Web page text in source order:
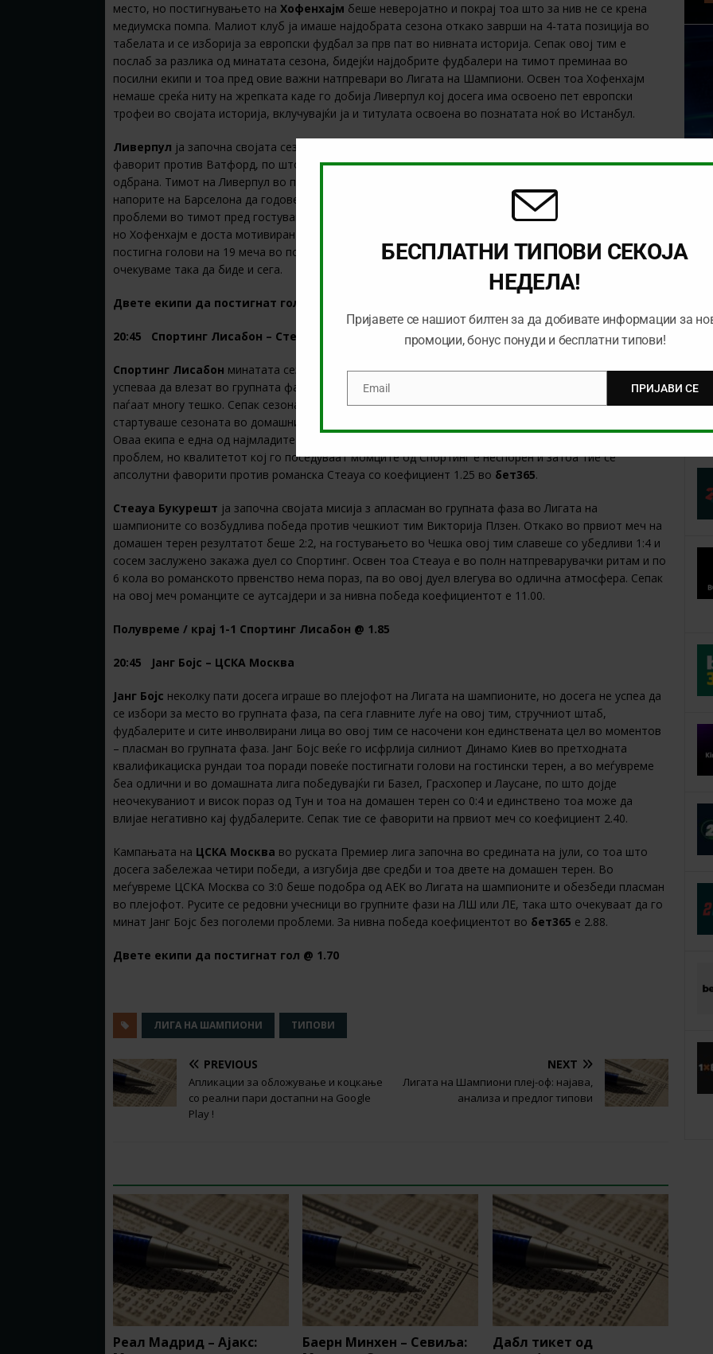
место, но постигнувањето на Хофенхајм беше неверојатно и покрај тоа што за нив не се крена
медиумска помпа. Малиот клуб ја имаше најдобрата сезона откако заврши на 4-тата позиција во
табелата и се изборија за европски фудбал за прв пат во нивната историја. Сепак овој тим е
послаб за разлика од минатата сезона, бидејќи најдобрите фудбалери на тимот преминаа во
посилни екипи и тоа пред овие важни натпревари во Лигата на Шампиони. Освен тоа Хофенхајм
немаше среќа ниту на жрепката каде го добија Ливерпул кој досега има освоено пет европски
трофеи во својата историја, вклучувајќи ја и титулата освоена во познатата ноќ во Истанбул.
Ливерпул ја започна својата сезона во Премиер Лигата со реми 3:3 и покрај тоа што беше
фаворит против Ватфорд, по што сега веќе Клоп доби и потврда дека неговата екипа има очајна
одбрана. Тимот на Ливерпул во последниве денови е топ тема во спортските медиуми поради
напорите на Барселона да годоведе Кутињо во своите редови и тоа создава дополнителни
проблеми во тимот пред гостувањето во Германија. Англискиот тим е фаворит според квалитетот,
но Хофенхајм е доста мотивиран и може да се очекува се од овој тим. Освен тоа Хофенхајм
постигна голови на 19 меча во последните 20 домашни натпревари во сите натпреварувања и
очекуваме така да биде и сега.
Двете екипи да постигнат гол @ 1.65
20:45 Спортинг Лисабон – Стеауа
Спортинг Лисабон минатата сезона играа во групите на ЛШ, но предходно две сезони по ред не
успеваа да влезат во групната фаза, па може да се каже дека овие квалификациски средби им
паѓаат многу тешко. Сепак сезонава Спортинг има тим за високи дострели и во таков ритам ја
стартуваше сезоната во домашниот шампионат, со победи над Сетубал и Авес без примен гол.
Оваа екипа е една од најмладите во оваа фаза на ЛШ и единствено неискуството може да биде
проблем, но квалитетот кој го поседуваат момците од Спортинг е неспорен и затоа тие се
апсолутни фаворити против романска Стеауа со коефициент 1.25 во бет365.
Стеауа Букурешт ја започна својата мисија з апласман во групната фаза во Лигата на
шампионите со возбудлива победа против чешкиот тим Викторија Плзен. Откако во првиот меч на
домашен терен резултатот беше 2:2, на гостувањето во Чешка овој тим славеше со убедливи 1:4 и
сосем заслужено закажа дуел со Спортинг. Освен тоа Стеауа е во полн натпреварувачки ритам и по
6 кола во романското првенство нема пораз, па во овој дуел влегува во одлична атмосфера. Сепак
на овој меч романците се аутсајдери и за нивна победа коефициентот е 11.00.
Полувреме / крај 1-1 Спортинг Лисабон @ 1.85
20:45 Јанг Бојс – ЦСКА Москва
Јанг Бојс неколку пати досега играше во плејофот на Лигата на шампионите, но досега не успеа да
се избори за место во групната фаза, па сега главните луѓе на овој тим, стручниот штаб,
фудбалерите и сите инволвирани лица во овој тим се насочени кон единствената цел во моментов
– пласман во групната фаза. Јанг Бојс веќе го исфрлија силниот Динамо Киев во претходната
квалификациска рундаи тоа поради повеќе постигнати голови на гостински терен, а во меѓувреме
беа одлични и во домашната лига победувајќи ги Базел, Грасхопер и Лаусане, по што дојде
неочекуваниот и висок пораз од Тун и тоа на домашен терен со 0:4 и единствено тоа може да
влијае негативно кај фудбалерите. Сепак тие се фаворити на првиот меч со коефициент 2.40.
Кампањата на ЦСКА Москва во руската Премиер лига започна во средината на јули, со тоа што
досега забележаа четири победи, а изгубија две средби и тоа двете на домашен терен. Во
меѓувреме ЦСКА Москва со 3:0 беше подобра од АЕК во Лигата на шампионите и обезбеди пласман
во плејофот. Русите се редовни учесници во групните фази на ЛШ или ЛЕ, така што очекуваат да го
минат Јанг Бојс без поголеми проблеми. За нивна победа коефициентот во бет365 е 2.88.
Двете екипи да постигнат гол @ 1.70
ЛИГА НА ШАМПИОНИ ТИПОВИ
PREVIOUS
Апликации за обложување и коцкање
со реални пари достапни на Google
Play !
NEXT
Лигата на Шампиони плеј-оф: најава,
анализа и предлог типови
Реал Мадрид – Ајакс:
Баерн Минхен – Севиља:
Дабл тикет од
БЕСПЛАТНИ ТИПОВИ СЕКОЈА
НЕДЕЛА!
Пријавете се нашиот билтен за да добивате информации за
промоции, бонус понуди и бесплатни типови!
EmailEmail ПРИЈАВИ СЕ